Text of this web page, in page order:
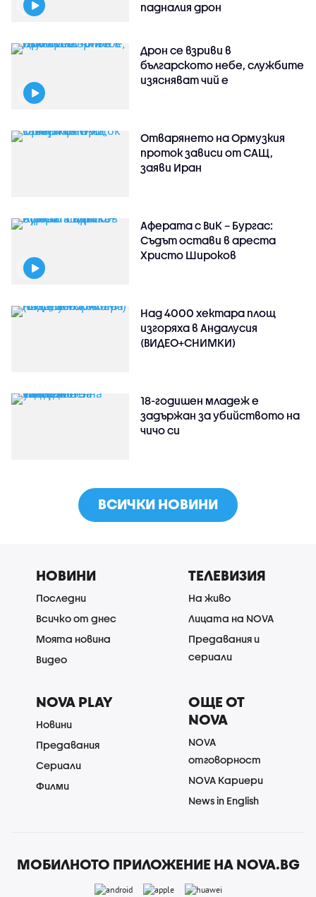
падналия дрон
Дрон се взриви в
българското небе, службите
изясняват чий е
Отварянето на Ормузкия
проток зависи от САЩ,
заяви Иран
Аферата с ВиК – Бургас:
Съдът остави в ареста
Христо Широков
Над 4000 хектара площ
изгоряха в Андалусия
(ВИДЕО+СНИМКИ)
18-годишен младеж е
задържан за убийството на
чичо си
ВСИЧКИ НОВИНИ
НОВИНИ
Последни
Всичко от днес
Моята новина
Видео
ТЕЛЕВИЗИЯ
На живо
Лицата на NOVA
Предавания и
сериали
NOVA PLAY
Новини
Предавания
Сериали
Филми
ОЩЕ ОТ
NOVA
NOVA
отговорност
NOVA Кариери
News in English
МОБИЛНОТО ПРИЛОЖЕНИЕ НА NOVA.BG